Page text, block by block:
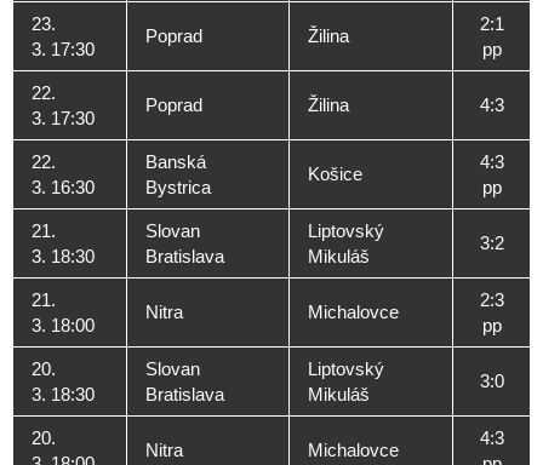
23.
3. 17:30
Poprad Žilina
2:1
pp
22.
3. 17:30
Poprad Žilina 4:3
22.
3. 16:30
Banská
Bystrica
Košice
4:3
pp
21.
3. 18:30
Slovan
Bratislava
Liptovský
Mikuláš
3:2
21.
3. 18:00
Nitra Michalovce
2:3
pp
20.
3. 18:30
Slovan
Bratislava
Liptovský
Mikuláš
3:0
20.
Nitra Michalovce
4:3